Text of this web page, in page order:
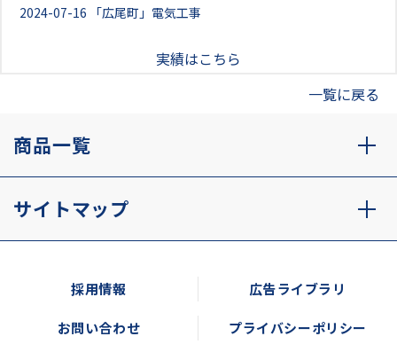
2024-07-16 「広尾町」電気工事
実績はこちら
一覧に戻る
商品一覧
サイトマップ
採用情報 広告ライブラリ
お問い合わせ プライバシーポリシー